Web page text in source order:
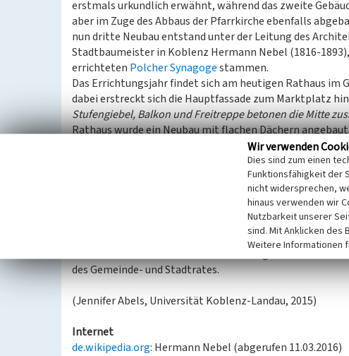
erstmals urkundlich erwähnt, während das zweite
aber im Zuge des Abbaus der Pfarrkirche ebenfalls
nun dritte Neubau entstand unter der Leitung des
Stadtbaumeister in Koblenz Hermann Nebel (1816-
errichteten Polcher Synagogestammen.
Das Errichtungsjahr findet sich am heutigen Rathaus im
dabei erstreckt sich die Hauptfassade zum Marktplatz
Stufengiebel, Balkon und Freitreppe betonen die Mitte
Rathaus wurde ein Neubau mit flachen Dächern
des alten Rathauses mit seiner besonderen
Das Rathaus wurde ebenfalls für schulische Zwecke
der Ostergasse unterrichtet wurde. In Polch wurden
(1781-1848) Volksschulen
Landwirtschaftsschule waren in Polch vorhanden.
des Gemeinde- und Stadtrates.
(Jennifer Abels, Universität Koblenz-Landau, 2015)
Internet
de.wikipedia.org: Hermann Nebel (abgerufen 11.03.2016)
Wir verwenden
Dies sind zum einen
Funktionsfähigkeit der
nicht widersprechen,
hinaus verwenden wir
Nutzbarkeit unserer
sind. Mit Anklicken des
Weitere Informationen